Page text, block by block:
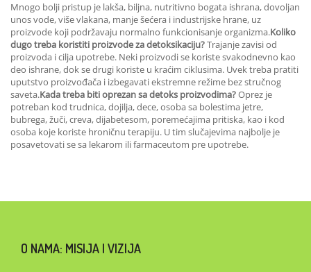
Mnogo bolji pristup je lakša, biljna, nutritivno bogata ishrana, dovoljan
unos vode, više vlakana, manje šećera i industrijske hrane, uz
proizvode koji podržavaju normalno funkcionisanje organizma.Koliko
dugo treba koristiti proizvode za detoksikaciju?Trajanje zavisi od
proizvoda i cilja upotrebe. Neki proizvodi se koriste svakodnevno kao
deo ishrane, dok se drugi koriste u kraćim ciklusima. Uvek treba pratiti
uputstvo proizvođača i izbegavati ekstremne režime bez stručnog
saveta.Kada treba biti oprezan sa detoks proizvodima?Oprez je
potreban kod trudnica, dojilja, dece, osoba sa bolestima jetre,
bubrega, žuči, creva, dijabetesom, poremećajima pritiska, kao i kod
osoba koje koriste hroničnu terapiju. U tim slučajevima najbolje je
posavetovati se sa lekarom ili farmaceutom pre upotrebe.
O NAMA: MISIJA I VIZIJA